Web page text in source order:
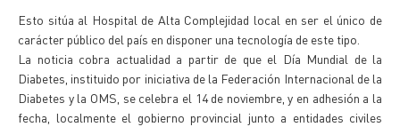
Esto sitúa al Hospital de Alta Complejidad local en ser el único de
carácter público del país en disponer una tecnología de este tipo.
La noticia cobra actualidad a partir de que el Día Mundial de la
Diabetes, instituido por iniciativa de la Federación Internacional de la
Diabetes y la OMS, se celebra el 14 de noviembre, y en adhesión a la
fecha, localmente el gobierno provincial junto a entidades civiles